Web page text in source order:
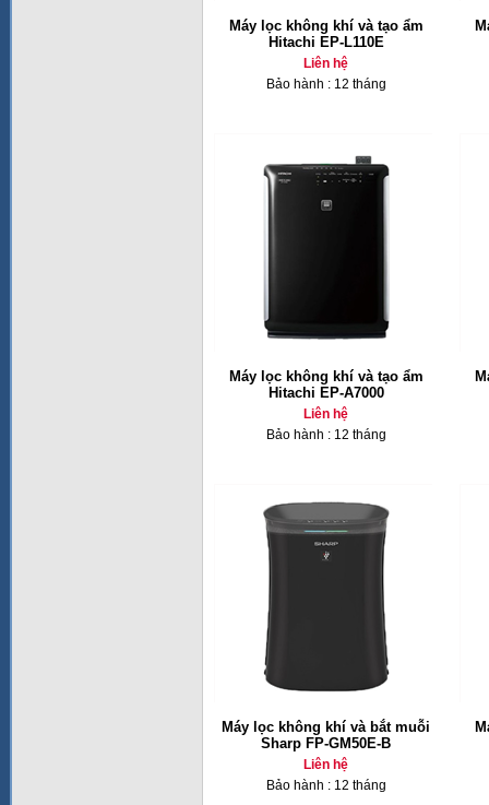
Máy lọc không khí và tạo ẩm
Hitachi EP-L110E
Liên hệ
Bảo hành : 12 tháng
Máy lọc không khí và tạo ẩm
Hitachi EP-A7000
Liên hệ
Bảo hành : 12 tháng
Máy lọc không khí và bắt muỗi
Sharp FP-GM50E-B
Liên hệ
Bảo hành : 12 tháng